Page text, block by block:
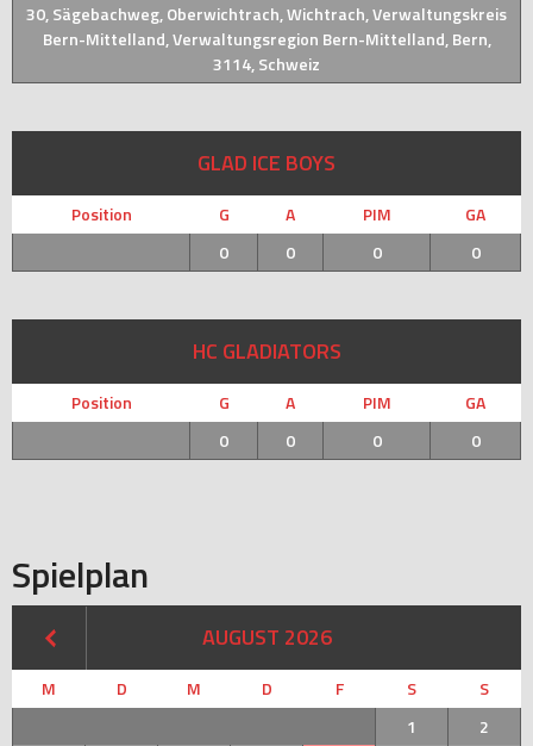
30, Sägebachweg, Oberwichtrach, Wichtrach, Verwaltungskreis
Bern-Mittelland, Verwaltungsregion Bern-Mittelland, Bern,
3114, Schweiz
GLAD ICE BOYS
Position G A PIM
GA
0
0 0 0
HC GLADIATORS
Position G A PIM
GA
0
0 0 0
Spielplan
AUGUST 2026
M D M D F S
S
1
2